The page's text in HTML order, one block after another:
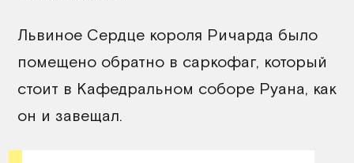
Львиное Сердце короля Ричарда было
помещено обратно в саркофаг, который
стоит в Кафедральном соборе Руана, как
он и завещал.